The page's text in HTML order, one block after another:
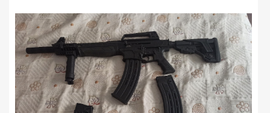
OTRAS ARMAS
ACCESORIOS